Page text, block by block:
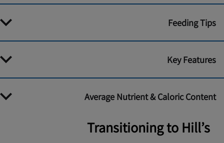
Feeding Tips
Key Features
Average Nutrient & Caloric Content
Transitioning to Hill’s